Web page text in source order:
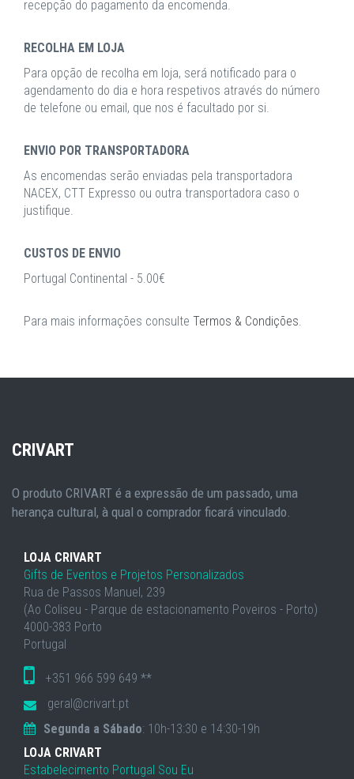
recepção do pagamento da encomenda.
RECOLHA EM LOJA
Para opção de recolha em loja, será notificado para o
agendamento do dia e hora respetivos através do número
de telefone ou email, que nos é facultado por si.
ENVIO POR TRANSPORTADORA
As encomendas serão enviadas pela transportadora
NACEX, CTT Expresso ou outra transportadora caso o
justifique.
CUSTOS DE ENVIO
Portugal Continental - 5.00€
Para mais informações consulte Termos & Condições.
CRIVART
O produto CRIVART é a expressão de um passado, uma
herança cultural, à qual o comprador ficará vinculado.
LOJA CRIVART
Gifts de Eventos e Projetos Personalizados
Rua de Passos Manuel, 239
(Ao Coliseu - Parque de estacionamento Poveiros - Porto)
4000-383 Porto
Portugal
+351 966 599 649 **
geral@crivart.pt
Segunda a Sábado: 10h-13:30 e 14:30-19h
LOJA CRIVART
Estabelecimento Portugal Sou Eu